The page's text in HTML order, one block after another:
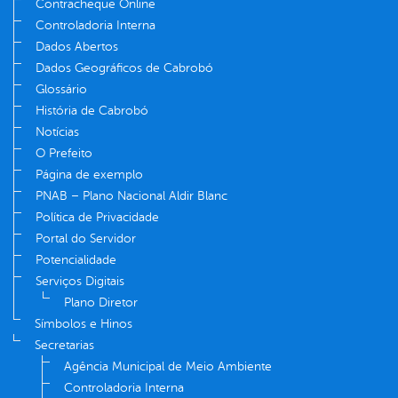
Contracheque Online
Controladoria Interna
Dados Abertos
Dados Geográficos de Cabrobó
Glossário
História de Cabrobó
Notícias
O Prefeito
Página de exemplo
PNAB – Plano Nacional Aldir Blanc
Política de Privacidade
Portal do Servidor
Potencialidade
Serviços Digitais
Plano Diretor
Símbolos e Hinos
Secretarias
Agência Municipal de Meio Ambiente
Controladoria Interna